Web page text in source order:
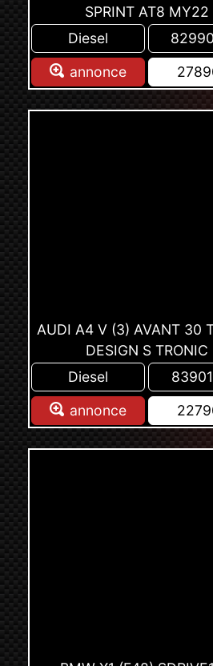
SPRINT AT8 MY22
Diesel
annonce
AUDI A4 V (3) AVANT 30
DESIGN S TRONIC
Diesel
annonce